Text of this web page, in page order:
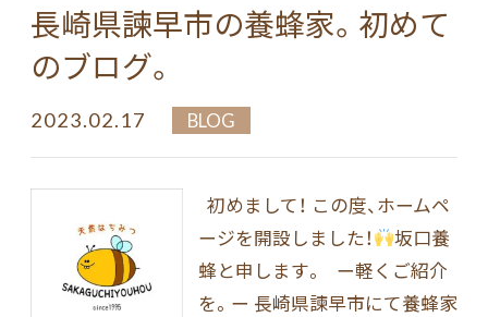
長崎県諫早市の養蜂家。初めて
のブログ。
2023.02.17 BLOG
初めまして！ この度、ホームペ
ージを開設しました！
坂口養
蜂と申します。 ー軽くご紹介
を。ー 長崎県諫早市にて養蜂家